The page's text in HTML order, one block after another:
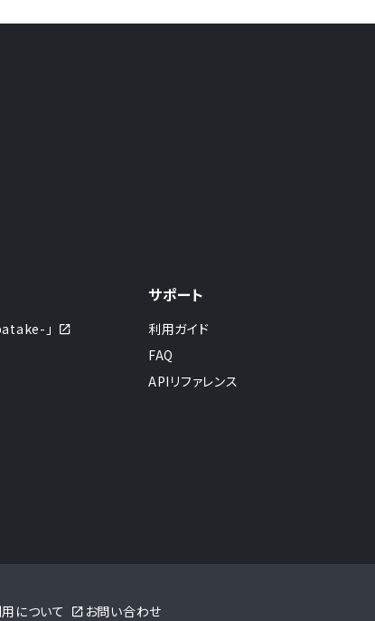
」
サポート
利用ガイド
FAQ
APIリファレンス
について お問い合わせ